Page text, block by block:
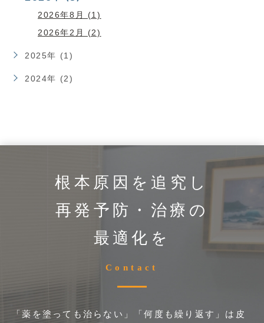
2026年8月 (1)
2026年2月 (2)
2025年 (1)
2024年 (2)
根本原因を追究し
再発予防・治療の
最適化を
Contact
「薬を塗っても治らない」「何度も繰り返す」は皮